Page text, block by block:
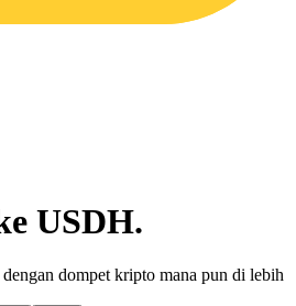
USDH.
dompet kripto mana pun di lebih